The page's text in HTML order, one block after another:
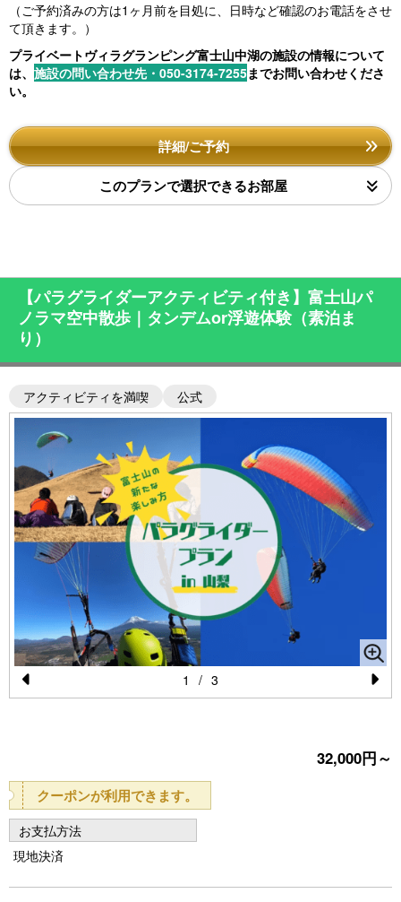
（ご予約済みの方は1ヶ月前を目処に、日時など確認のお電話をさせ
て頂きます。）
プライベートヴィラグランピング富士山中湖の施設の情報について
は、 施設の問い合わせ先・050-3174-7255までお問い合わせくださ
い。
詳細/ご予約
このプランで選択できるお部屋
【パラグライダーアクティビティ付き】富士山パ
ノラマ空中散歩｜タンデムor浮遊体験（素泊ま
り）
アクティビティを満喫 公式
Pr
o
u
s
N
xt
1 / 3
32,000円～
クーポンが利用できます。
お支払方法
現地決済